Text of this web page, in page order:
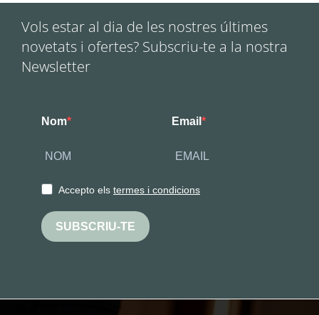
Vols estar al dia de les nostres últimes
novetats i ofertes? Subscriu-te a la nostra
Newsletter
Nom Email
Accepto els termes i condicions
SUBSCRIU-TE